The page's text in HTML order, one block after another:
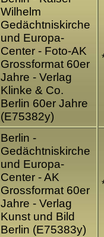
Wilhelm
Gedächtniskirche
und Europa-
Center - Foto-AK
Grossformat 60er
Jahre - Verlag
Klinke & Co.
Berlin 60er Jahre
(E75382y)
Berlin -
Gedächtniskirche
und Europa-
Center - AK
Grossformat 60er
Jahre - Verlag
Kunst und Bild
Berlin (E75383y)